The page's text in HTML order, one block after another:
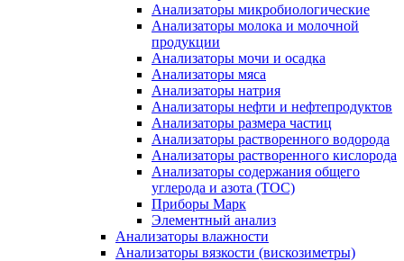
Анализаторы микробиологические
Анализаторы молока и молочной
продукции
Анализаторы мочи и осадка
Анализаторы мяса
Анализаторы натрия
Анализаторы нефти и нефтепродуктов
Анализаторы размера частиц
Анализаторы растворенного водорода
Анализаторы растворенного кислорода
Анализаторы содержания общего
углерода и азота (ТОС)
Приборы Марк
Элементный анализ
Анализаторы влажности
Анализаторы вязкости (вискозиметры)